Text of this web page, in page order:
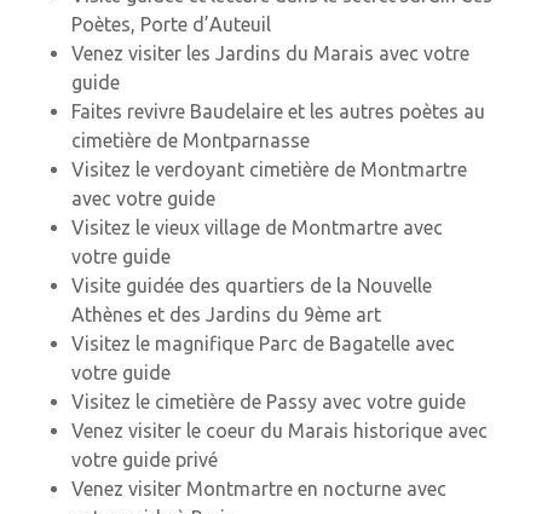
Poètes​,​ Porte d’Auteuil
Venez visiter les Jardins du Marais avec votre
guide
Faites revivre Baudelaire et les autres poètes au
cimetière de Montparnasse
Visitez le verdoyant cimetière de Montmartre
avec votre guide
Visitez le vieux village de Montmartre avec
votre guide
Visite guidée des quartiers de la Nouvelle
Athènes et des Jardins du 9ème art
Visitez le magnifique Parc de Bagatelle avec
votre guide
Visitez le cimetière de Passy avec votre guide
Venez visiter le coeur du Marais historique avec
votre guide privé
Venez visiter Montmartre en nocturne avec